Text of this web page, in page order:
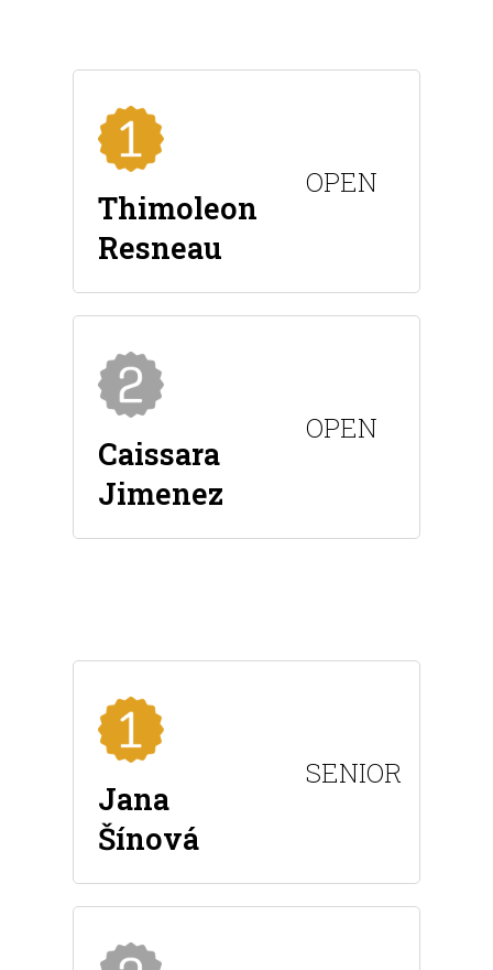
Thimoleon
Resneau
OPEN
Caissara
Jimenez
OPEN
Jana
Šínová
SENIOR